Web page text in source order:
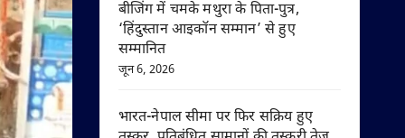
बीजिंग में चमके मथुरा के पिता-पुत्र,
‘हिंदुस्तान आइकॉन सम्मान’ से हुए
सम्मानित
जून 6, 2026
भारत-नेपाल सीमा पर फिर सक्रिय हुए